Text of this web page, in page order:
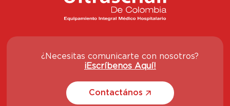
¿Necesitas comunicarte con nosotros?
¡Escríbenos Aquí!
Contactános